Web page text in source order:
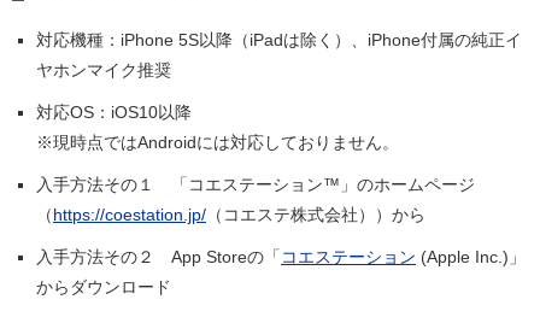
対応機種：iPhone 5S以降（iPadは除く）、iPhone付属の純正イ
ヤホンマイク推奨
対応OS：iOS10以降
※現時点ではAndroidには対応しておりません。
入手方法その１ 「コエステーション™」のホームページ
（https://coestation.jp/ （コエステ株式会社））から
入手方法その２ App Storeの「 コエステーション (Apple Inc.)」
からダウンロード